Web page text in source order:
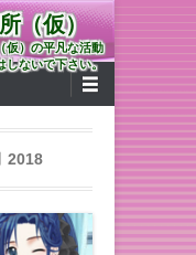
（仮）
仮）の平凡な活動
しないで下さい。
2018